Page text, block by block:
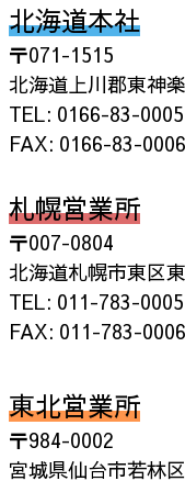
北海道本社
〒071-1515
北海道上川郡東神
TEL: 0166-83-0005
FAX: 0166-83-0006
札幌営業所
〒007-0804
北海道札幌市東区
TEL: 011-783-0005
FAX: 011-783-0006
東北営業所
〒984-0002
宮城県仙台市若林